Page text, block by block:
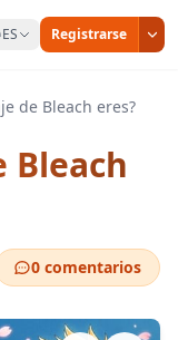
ES Registrarse
de Bleach eres?
Bleach
0 comentarios